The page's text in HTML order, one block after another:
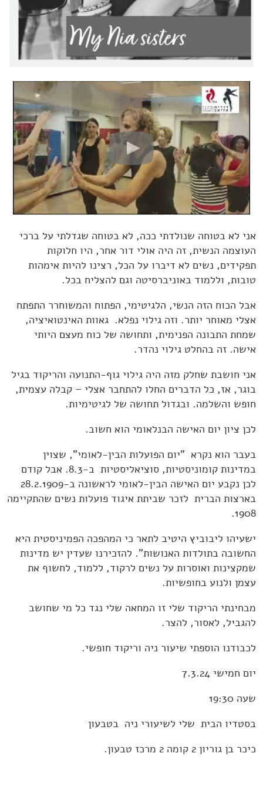
אני לא בטוחה שנולדתי ככה, לא בטוחה שגדלתי על ברכי
העוצמה הנשית, זה היה אולי דור אחר, היו חלוקות
תפקידים, נשים לא דיברו על הכל, רצינו להיות אימהות
טובות, וללמוד באוניברסיטה וגם להצליח בכל.
אבל הכוח הזה הנשי, הלגיטימי, הפתוח והמשוחרר התפתח
אצלי מאוחר יותר. וזה גילוי נפלא. גאוות האינטואיציה,
שמחת התבונה הפנימית, ותחושה של כוח מעצם היותי
אישה. זה בהחלט גילוי נהדר.
אני חושבת שחלק מזה היה גילוי גוף-התנועה והריקוד בגיל
בוגר, אז, כל הדברים החלו להתחבר אצלי – קבלה עצמית,
חופש והשלמה. ובגדול תחושה של לגיטימיות.
לכן ציון יום האישה הבנלאומי הוא חשוב.
בעבר הוא נקרא "יום הפועלות הבין-לאומי", שצוין
במדינות קומוניסטיות, סוציאליסטיות ב-8.3. אבל קודם
לכן נקבע יום האישה הבין-לאומי לראשונה ב-28.2.1909
בארצות הברית לזכר שביתת איגוד פועלות נשים שהתקיימה
1908.
ישעיהו ליבוביץ היטיב לתאר כי המהפכה הפמיניסטית היא
החשובה בתולדות האנושות". להזכירנו שעדין יש מדינות
שמקצינות ואוסרות על נשים לרקוד, ללמוד, לחשוף את
עצמן ולנוע בחופשיות.
מבחינתי הריקוד שלי זו המחאה שלי נגד כל מי שחושב
להגביל, לאסור, להצר.
לכבודנו הוספתי שיעור ניה וריקוד חופשי.
יום חמישי 7.3.24
שעה 19:30
בסטדיו הבית שלי לשיעורי ניה בטבעון
כיכר בן גוריון 2 קומה 2 מרכז טבעון.